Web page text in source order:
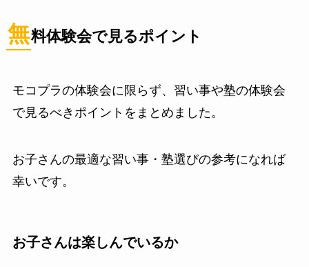
無料体験会で見るポイント
モコプラの体験会に限らず、習い事や塾の体験会
で見るべきポイントをまとめました。
お子さんの最適な習い事・塾選びの参考になれば
幸いです。
お子さんは楽しんでいるか